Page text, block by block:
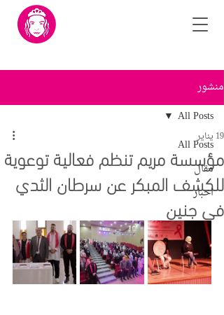
منشور
All Posts
مقال
اخبار
All Posts
مؤسسة مريم تنظم فعالية توعوية
للكشف المبكر عن سرطان الثدي
في جنين
19 يناير